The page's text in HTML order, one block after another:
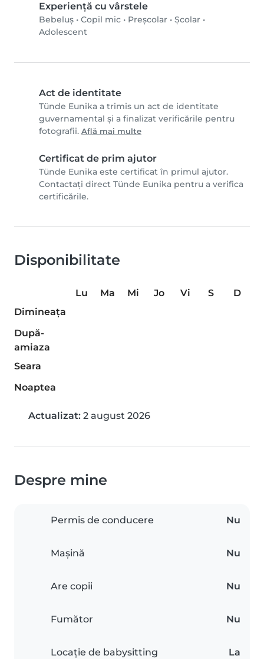
Experiență cu vârstele
Bebeluș • Copil mic • Preșcolar • Școlar •
Adolescent
Act de identitate
Tünde Eunika a trimis un act de identitate
guvernamental și a finalizat verificările pentru
fotografii. Află mai multe
Certificat de prim ajutor
Tünde Eunika este certificat în primul ajutor.
Contactați direct Tünde Eunika pentru a verifica
certificările.
Disponibilitate
Lu Ma Mi Jo Vi S
D
Dimineaţa
După-
amiaza
Seara
Noaptea
Actualizat: 2 august 2026
Despre mine
Permis de conducere Nu
Mașină Nu
Are copii Nu
Fumător Nu
Locație de babysitting
La